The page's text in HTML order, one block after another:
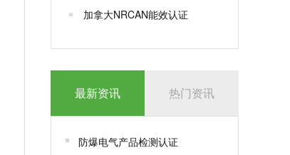
加拿大NRCAN能效认证
最新资讯 热门资讯
防爆电气产品检测认证